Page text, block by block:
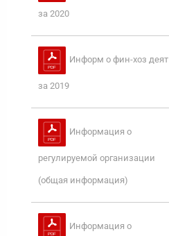
за 2020
Информ о фин-хоз деят
за 2019
Информация о
регулируемой организации
(общая информация)
Информация о